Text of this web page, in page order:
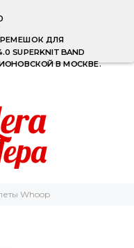
ДЛЯ
SUPERKNIT BAND​
В МОСКВЕ.
Whoop